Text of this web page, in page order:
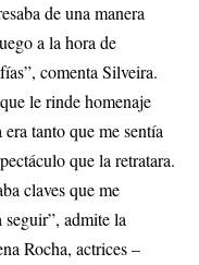
de una manera
a la hora de
comenta Silveira.
le rinde homenaje
tanto que me sentía
que la retratara.
claves que me
admite la
Rocha, actrices –